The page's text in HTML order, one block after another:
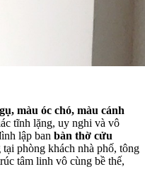
màu óc chó, màu cánh
tĩnh lặng, uy nghi và vô
lập ban bàn thờ cửu
phòng khách nhà phố, tông
tâm linh vô cùng bề thế,